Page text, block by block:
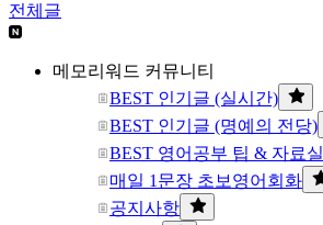
전체글
메모리워드 커뮤니티
BEST 인기글 (실시간)
BEST 인기글 (명예의 전당)
BEST 영어공부 팁 & 자료실
매일 1문장 초보영어회화
공지사항